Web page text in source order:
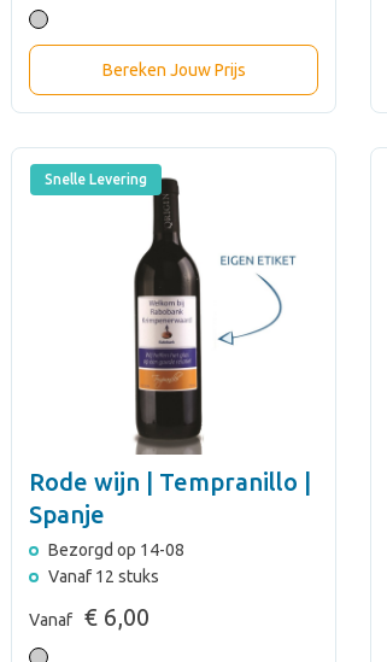
Bereken Jouw Prijs
Snelle Levering
Rode wijn | Tempranillo |
Spanje
Bezorgd op 14-08
Vanaf 12 stuks
Vanaf € 6,00